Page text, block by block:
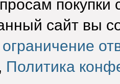
покупки
сайт вы
Политика